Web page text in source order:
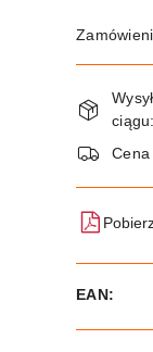
i
ciągu:
Cena
EAN: